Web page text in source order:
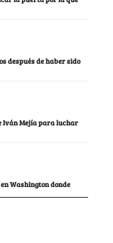
después de haber sido
Iván Mejía para luchar
Washington donde